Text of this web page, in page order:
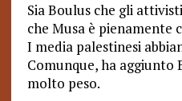
Sia Boulus che gli
che Musa è pienamente
I media palestinesi
Comunque, ha aggiunto
molto peso.